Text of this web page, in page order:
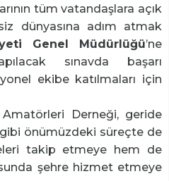
tüm vatandaşlara açık
dünyasına adım atmak
Genel Müdürlüğü’ne
sınavda başarı
ekibe katılmaları için
Derneği, geride
gibi önümüzdeki süreçte de
takip etmeye hem de
şehre hizmet etmeye